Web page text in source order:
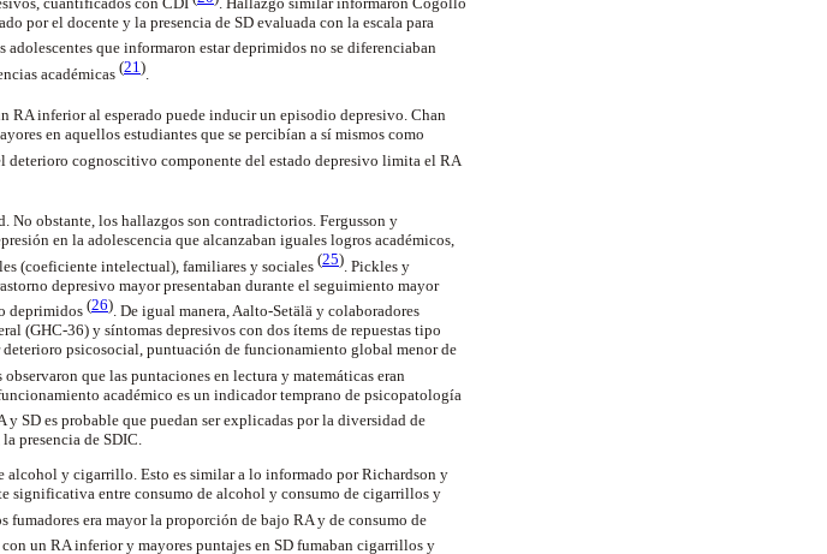
por el docente y la presencia de SD evaluada con la escala para
que informaron estar deprimidos no se diferenciaban
académicas (21)
RA inferior al esperado puede inducir un episodio depresivo. Chan
en aquellos estudiantes que se percibían a sí mismos como
deterioro cognoscitivo componente del estado depresivo limita el RA
obstante, los hallazgos son contradictorios. Fergusson y
en la adolescencia que alcanzaban iguales logros académicos,
(coeficiente intelectual), familiares y sociales (25) . Pickles y
depresivo mayor presentaban durante el seguimiento mayor
deprimidos (26). De igual manera, Aalto-Setälä y colaboradores
(GHC-36) y síntomas depresivos con dos ítems de repuestas tipo
psicosocial, puntuación de funcionamiento global menor de
que las puntaciones en lectura y matemáticas eran
académico es un indicador temprano de psicopatología
SD es probable que puedan ser explicadas por la diversidad de
presencia de SDIC.
alcohol y cigarrillo. Esto es similar a lo informado por Richardson y
significativa entre consumo de alcohol y consumo de cigarrillos y
fumadores era mayor la proporción de bajo RA y de consumo de
un RA inferior y mayores puntajes en SD fumaban cigarrillos y